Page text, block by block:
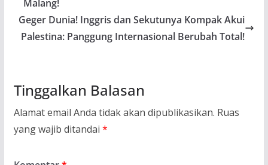
Malang!
Geger Dunia! Inggris dan Sekutunya Kompak Akui
Palestina: Panggung Internasional Berubah Total!
Tinggalkan Balasan
Alamat email Anda tidak akan dipublikasikan. Ruas
yang wajib ditandai *